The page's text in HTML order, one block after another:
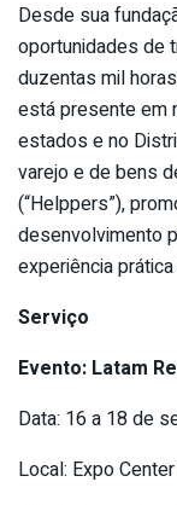
Desde sua
oportunidades de
duzentas mil
está presente em
estados e no
varejo e de bens
(“Helppers”),
desenvolvimento
experiência
Serviço
Evento: Latam
Data: 16 a 18 de
Local: Expo